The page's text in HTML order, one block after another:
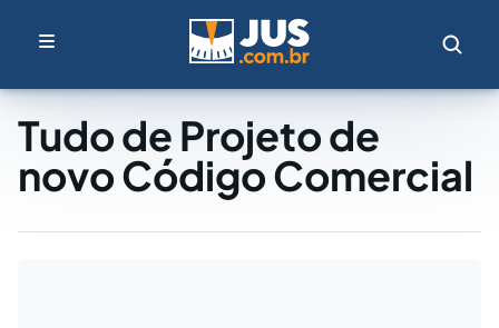
Tudo de Projeto de
novo Código Comercial